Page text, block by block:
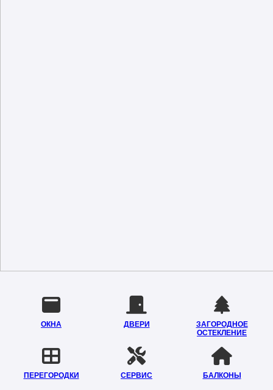
ОКНА ДВЕРИ
ЗАГОРОДНОЕ
ОСТЕКЛЕНИЕ
ПЕРЕГОРОДКИ СЕРВИС БАЛКОНЫ